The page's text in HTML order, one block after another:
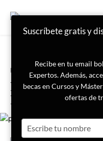
Portada
La página
Europeo sufre
Suscríbete gratis y
Recibe en tu email
Expertos. Además,
becas en Cursos y
ofertas de
your